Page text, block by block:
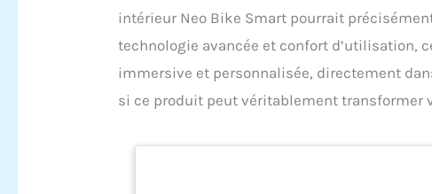
intérieur Neo Bike Smart pourrait
technologie avancée et confort d’utilisation,
immersive et personnalisée, directement
si ce produit peut véritablement transformer